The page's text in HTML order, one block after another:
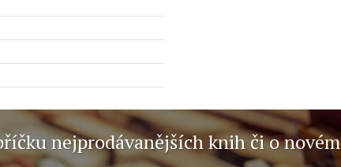
nejprodávanějších knih či o novém